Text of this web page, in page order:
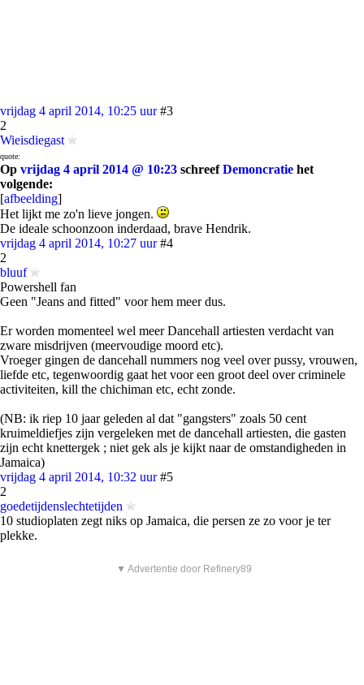
vrijdag 4 april 2014, 10:25 uur #3
2
Wieisdiegast
quote:
Op vrijdag 4 april 2014 @ 10:23 schreefDemoncratie het
volgende:
[afbeelding]
Het lijkt me zo'n lieve jongen.
De ideale schoonzoon inderdaad, brave Hendrik.
vrijdag 4 april 2014, 10:27 uur #4
2
bluuf
Powershell fan
Geen "Jeans and fitted" voor hem meer dus.
Er worden momenteel wel meer Dancehall artiesten verdacht van
zware misdrijven (meervoudige moord etc).
Vroeger gingen de dancehall nummers nog veel over pussy, vrouwen,
liefde etc, tegenwoordig gaat het voor een groot deel over criminele
activiteiten, kill the chichiman etc, echt zonde.
(NB: ik riep 10 jaar geleden al dat "gangsters" zoals 50 cent
kruimeldiefjes zijn vergeleken met de dancehall artiesten, die gasten
zijn echt knettergek ; niet gek als je kijkt naar de omstandigheden in
Jamaica)
vrijdag 4 april 2014, 10:32 uur #5
2
goedetijdenslechtetijden
10 studioplaten zegt niks op Jamaica, die persen ze zo voor je ter
plekke.
▼ Advertentie door Refinery89